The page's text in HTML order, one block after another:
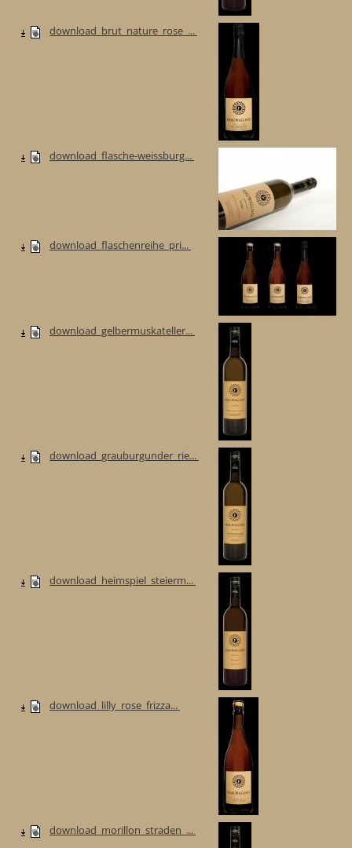
download_brut_nature_rose_...
download_flasche-weissburg...
download_flaschenreihe_pri...
download_gelbermuskateller...
download_grauburgunder_rie...
download_heimspiel_steierm...
download_lilly_rose_frizza...
download_morillon_straden_...